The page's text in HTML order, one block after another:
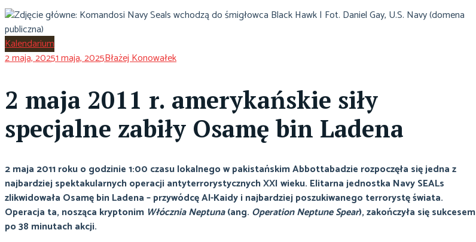
Kalendarium
2 maja, 20251 maja, 2025Błażej Konowałek
2 maja 2011 r. amerykańskie siły
specjalne zabiły Osamę bin Ladena
2 maja 2011 roku o godzinie 1:00 czasu lokalnego w pakistańskim Abbottabadzie rozpoczęła się jedna z
najbardziej spektakularnych operacji antyterrorystycznych XXI wieku. Elitarna jednostka Navy SEALs
zlikwidowała Osamę bin Ladena – przywódcę Al-Kaidy i najbardziej poszukiwanego terrorystę świata.
Operacja ta, nosząca kryptonim Włócznia Neptuna(ang. Operation Neptune Spear), zakończyła się sukcesem
po 38 minutach akcji.